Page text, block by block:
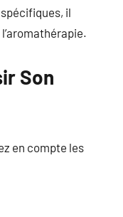
il
Son
en compte les